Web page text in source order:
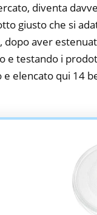
diventa
giusto che si
dopo aver
e testando i
e elencato qui 14